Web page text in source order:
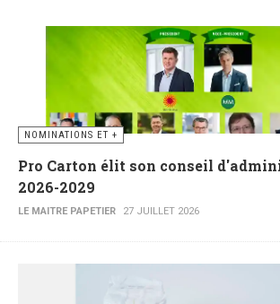
NOMINATIONS ET +
Pro Carton élit son conseil
2026-2029
LE MAITRE PAPETIER 27 JUILLET 2026